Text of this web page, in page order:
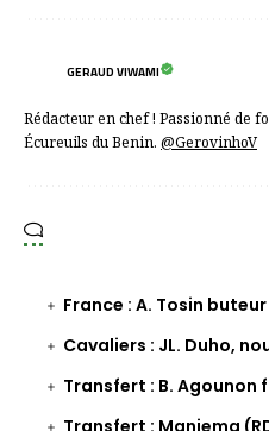
GERAUD VIWAMI
Rédacteur en chef ! Passionné de
Écureuils du Benin. @GerovinhoV
France : A. Tosin
Cavaliers : JL. Duho,
Transfert : B. Agounon